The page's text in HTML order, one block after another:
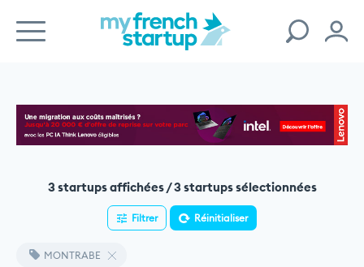
3 startups affichées / 3 startups sélectionnées
Filtrer Réinitialiser
MONTRABE